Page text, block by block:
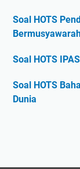
Soal HOTS
Soal HOTS
Soal HOTS
Dunia